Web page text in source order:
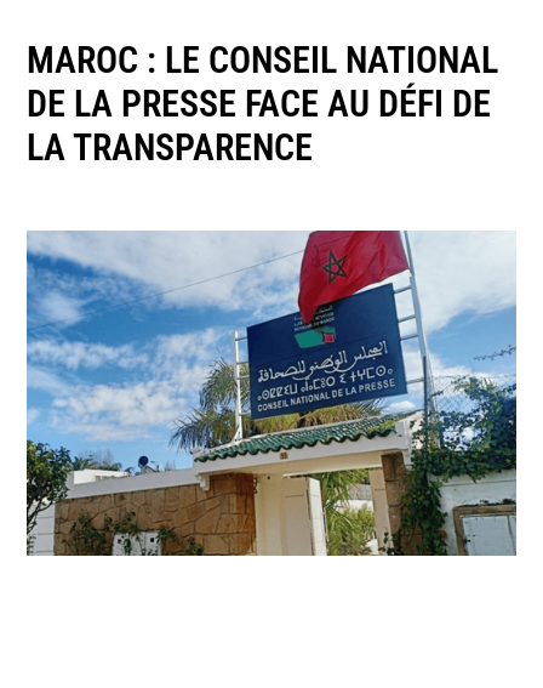
MAROC : LE CONSEIL NATIONAL
DE LA PRESSE FACE AU DÉFI DE
LA TRANSPARENCE